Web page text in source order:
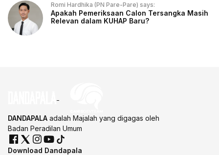
Romi Hardhika (PN Pare-Pare) says:
Apakah Pemeriksaan Calon Tersangka Masih
Relevan dalam KUHAP Baru?
DANDAPALA adalah Majalah yang digagas oleh
Badan Peradilan Umum
Download Dandapala